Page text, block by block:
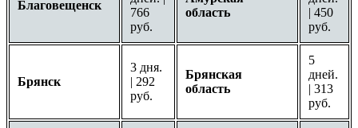
Благовещенск
766
руб.
область
| 450
руб.
Брянск
3 дня.
| 292
руб.
Брянская
область
5
дней.
| 313
руб.